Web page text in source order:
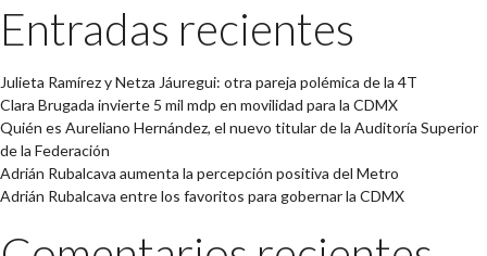
Entradas recientes
Julieta Ramírez y Netza Jáuregui: otra pareja polémica de la 4T
Clara Brugada invierte 5 mil mdp en movilidad para la CDMX
Quién es Aureliano Hernández, el nuevo titular de la Auditoría Superior
de la Federación
Adrián Rubalcava aumenta la percepción positiva del Metro
Adrián Rubalcava entre los favoritos para gobernar la CDMX